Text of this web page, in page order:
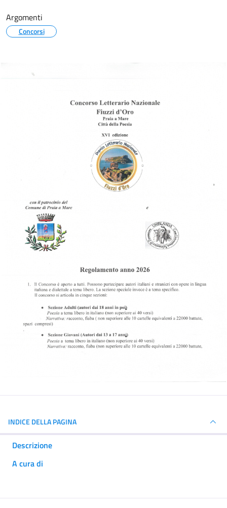
Argomenti
Concorsi
INDICE DELLA PAGINA
Descrizione
A cura di